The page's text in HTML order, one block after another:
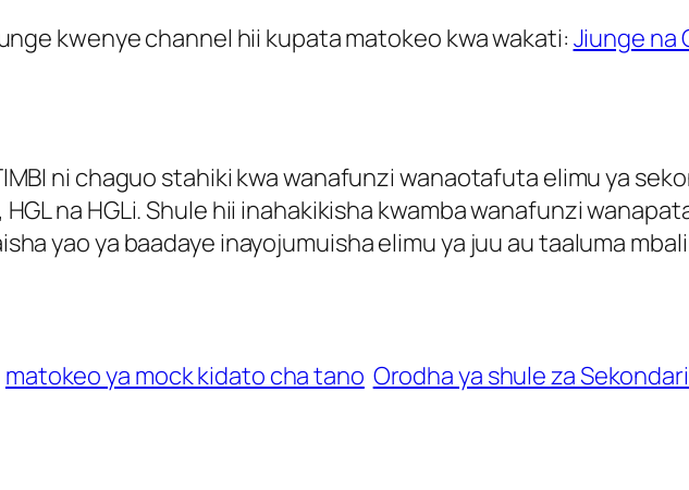
kwenye channel hii kupata matokeo kwa wakati: Jiunge na
ni chaguo stahiki kwa wanafunzi wanaotafuta elimu ya
na HGLi. Shule hii inahakikisha kwamba wanafunzi
yao ya baadaye inayojumuisha elimu ya juu au taaluma
matokeo ya mock kidato cha tano Orodha ya shule za